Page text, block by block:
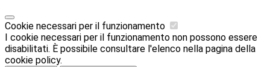
Cookie necessari per il funzionamento
I cookie necessari per il funzionamento non possono essere
disabilitati. È possibile consultare l'elenco nella pagina della
cookie policy.